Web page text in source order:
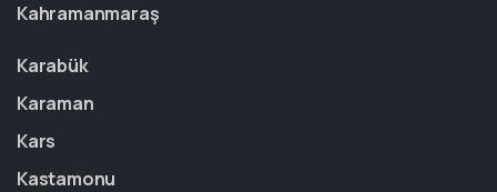
Kahramanmaraş
Karabük
Karaman
Kars
Kastamonu